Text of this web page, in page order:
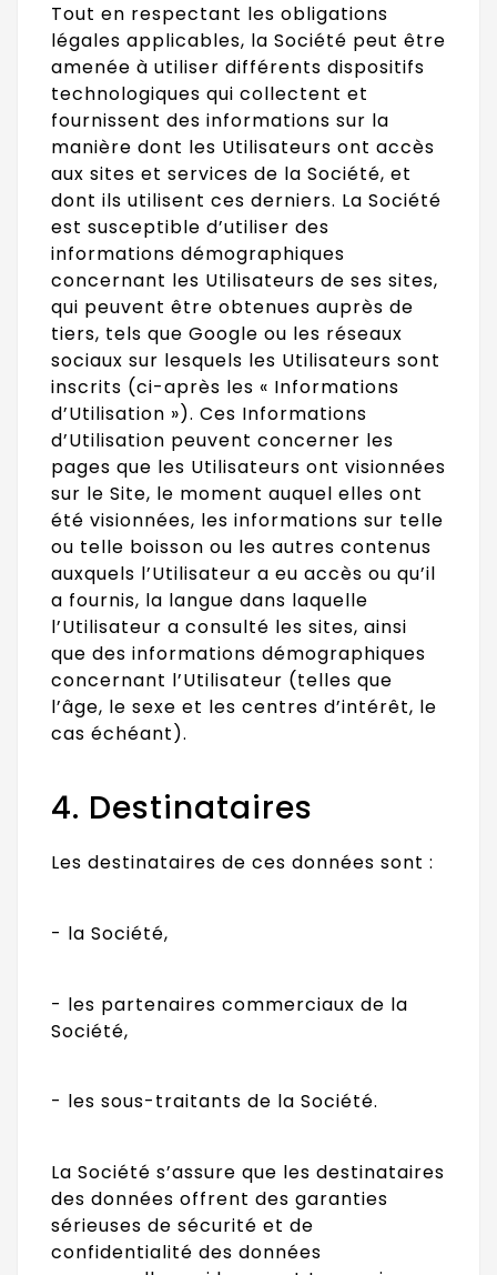
Tout en respectant les obligations
légales applicables, la Société peut être
amenée à utiliser différents dispositifs
technologiques qui collectent et
fournissent des informations sur la
manière dont les Utilisateurs ont accès
aux sites et services de la Société, et
dont ils utilisent ces derniers. La Société
est susceptible d’utiliser des
informations démographiques
concernant les Utilisateurs de ses sites,
qui peuvent être obtenues auprès de
tiers, tels que Google ou les réseaux
sociaux sur lesquels les Utilisateurs sont
inscrits (ci-après les « Informations
d’Utilisation »). Ces Informations
d’Utilisation peuvent concerner les
pages que les Utilisateurs ont visionnées
sur le Site, le moment auquel elles ont
été visionnées, les informations sur telle
ou telle boisson ou les autres contenus
auxquels l’Utilisateur a eu accès ou qu’il
a fournis, la langue dans laquelle
l’Utilisateur a consulté les sites, ainsi
que des informations démographiques
concernant l’Utilisateur (telles que
l’âge, le sexe et les centres d’intérêt, le
cas échéant).
4. Destinataires
Les destinataires de ces données sont :
- la Société,
- les partenaires commerciaux de la
Société,
- les sous-traitants de la Société.
La Société s’assure que les destinataires
des données offrent des garanties
sérieuses de sécurité et de
confidentialité des données